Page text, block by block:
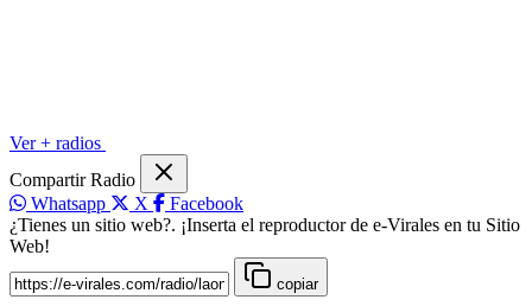
Ver + radios
Compartir Radio
Whatsapp
X
Facebook
¿Tienes un sitio web?. ¡Inserta el reproductor de e-Virales en tu Sitio
Web!
copiar